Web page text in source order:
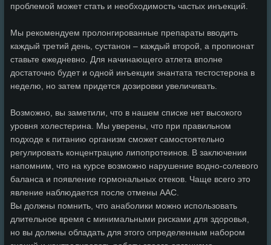
проблемой может стать и необходимость частых инъекций.
Мы рекомендуем пролонгированные препараты вводить
каждый третий день, сустанон – каждый второй, а пропионат
ставьте ежедневно. Для начинающего атлета вполне
достаточно будет и одной инъекции энантата тестостерона в
неделю, но затем придется дозировки увеличивать.
Возможно, вы заметили, что в нашем списке нет высокого
уровня холестерина. Мы уверены, что при правильном
подходе к питанию организм сможет самостоятельно
регулировать концентрацию липопротеинов. В заключении
напомним, что на курсе возможно нарушение водно-солевого
баланса и появление гормональных отеков. Чаще всего это
явление наблюдается после отмены ААС.
Вы должны помнить, что анаболики можно использовать
длительное время с минимальными рисками для здоровья,
но вы должны обладать для этого определенным набором